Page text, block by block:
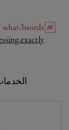
what3words